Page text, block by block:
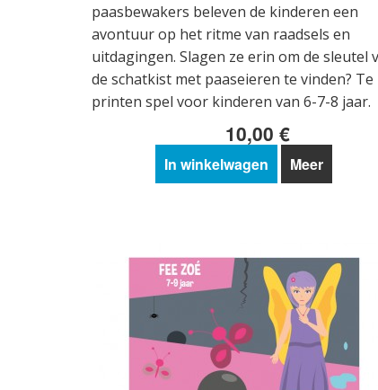
paasbewakers beleven de kinderen een
avontuur op het ritme van raadsels en
uitdagingen. Slagen ze erin om de sleutel
de schatkist met paaseieren te vinden? Te
printen spel voor kinderen van 6-7-8 jaar.
10,00 €
In winkelwagen Meer